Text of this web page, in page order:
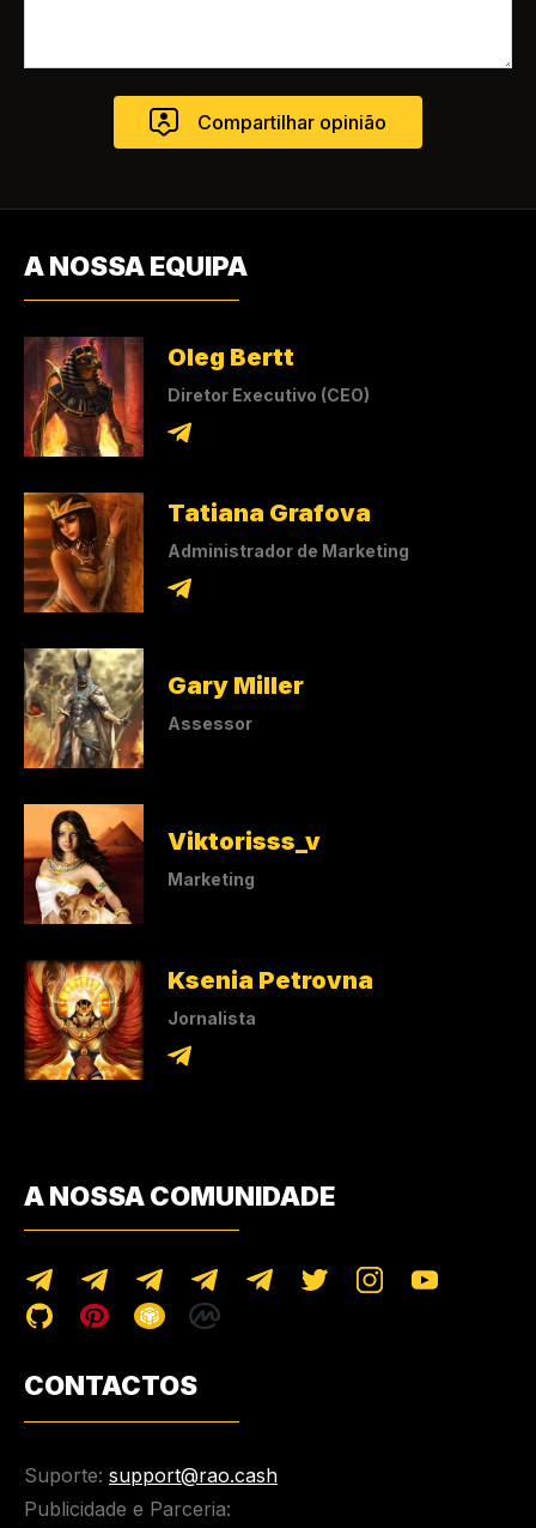
A NOSSA EQUIPA
Oleg Bertt
Diretor Executivo (CEO)
Tatiana Grafova
Administrador de Marketing
Gary Miller
Assessor
Viktorisss_v
Marketing
Ksenia Petrovna
Jornalista
A NOSSA COMUNIDADE
CONTACTOS
Suporte: support@rao.cash
Publicidade e Parceria: